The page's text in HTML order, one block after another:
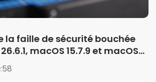
la faille de sécurité bouchée
macOS 15.7.9 et macOS